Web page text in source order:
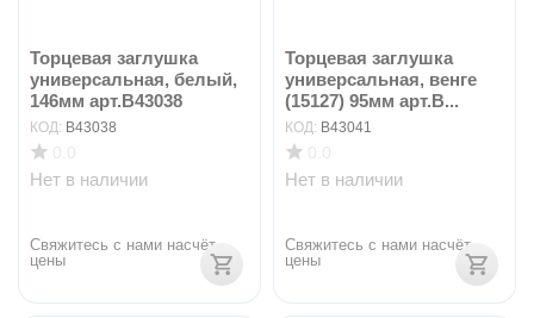
Торцевая заглушка
универсальная, белый,
146мм арт.B43038
КОД: B43038
Нет в наличии
Свяжитесь с нами насчёт
цены
Торцевая заглушка
универсальная, венге
(15127) 95мм арт.B...
КОД: B43041
Нет в наличии
Свяжитесь с нами насчёт
цены